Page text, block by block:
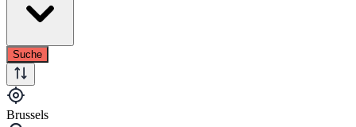
Suche
Brussels